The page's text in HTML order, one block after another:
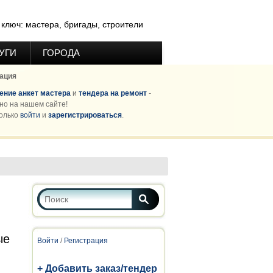
мастера, бригады, строители
ГОРОДА
анкет мастера и тендера на ремонт -
на нашем сайте!
войти и зарегистрироваться.
Форма поиска
Поиск
Войти / Регистрация
+ Добавить заказ/тендер